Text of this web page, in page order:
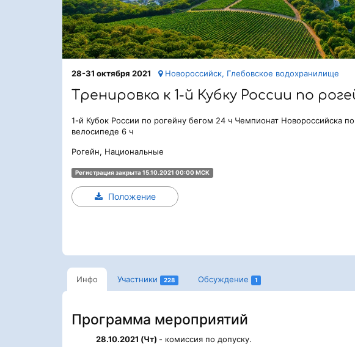
28-31 октября 2021 Новороссийск, Глебовское водохранилище
Тренировка к 1-й Кубку России по
1-й Кубок России по рогейну бегом 24 ч Чемпионат Новороссийска
велосипеде 6 ч
Рогейн, Национальные
Регистрация закрыта 15.10.2021 00:00 МСК
Положение
Инфо Участники 228 Обсуждение 1
Программа мероприятий
28.10.2021 (Чт) - комиссия по допуску.